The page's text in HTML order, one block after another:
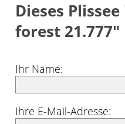
Dieses
forest
Ihr Name:
Ihre E-Mail-Adresse: